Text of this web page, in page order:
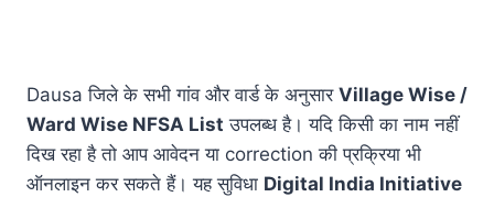
Dausa जिले के सभी गांव और वार्ड के अनुसार Village Wise /
Ward Wise NFSA List उपलब्ध है। यदि किसी का नाम नहीं
दिख रहा है तो आप आवेदन या correction की प्रक्रिया भी
ऑनलाइन कर सकते हैं। यह सुविधा Digital India Initiative